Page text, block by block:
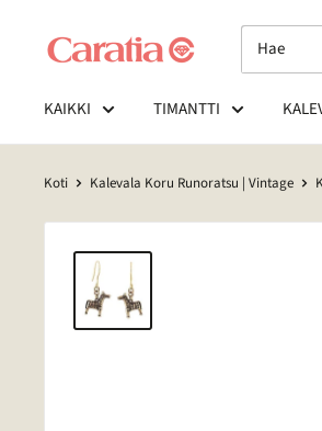
sisältöön
KAIKKI TIMANTTI
Koti Kalevala Koru Runoratsu | Vintage